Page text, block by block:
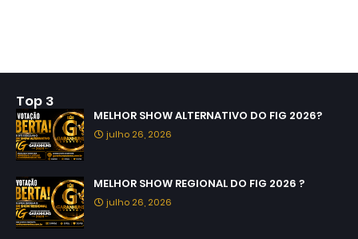
Top 3
MELHOR SHOW ALTERNATIVO DO FIG 2026?
julho 26, 2026
MELHOR SHOW REGIONAL DO FIG 2026 ?
julho 26, 2026